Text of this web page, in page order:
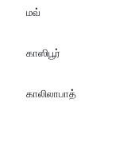
மவ்
காஸிபூர்
காலிலாபாத்